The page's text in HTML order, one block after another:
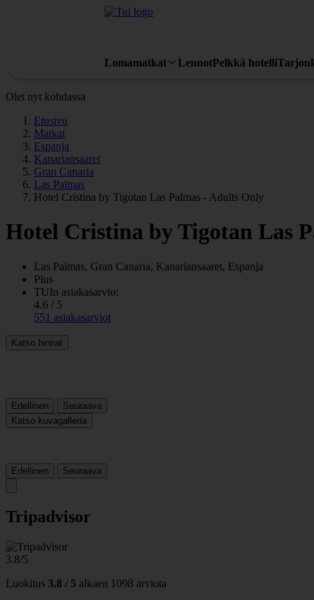
Lomamatkat LennotPelkkä hotelli
Olet nyt kohdassa
Etusivu
Matkat
Espanja
Kanariansaaret
Gran Canaria
Las Palmas
Hotel Cristina by Tigotan Las Palmas - Adults Only
Hotel Cristina by Tigotan Las
Las Palmas, Gran Canaria, Kanariansaaret, Espanja
Plus
TUIn asiakasarvio:
4.6 / 5
551 asiakasarviot
Katso hinnat
Edellinen
Seuraava
Katso kuvagalleria
Edellinen Seuraava
Tripadvisor
3.8/5
Luokitus 3.8 / 5 alkaen 1098 arviota